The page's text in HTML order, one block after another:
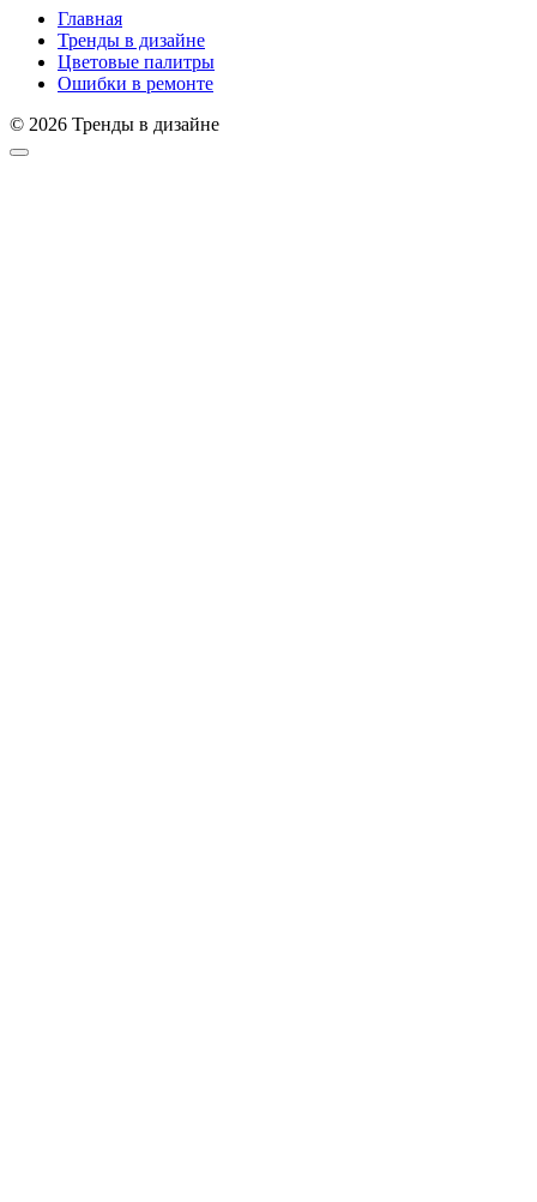
Главная
Тренды в дизайне
Цветовые палитры
Ошибки в ремонте
© 2026 Тренды в дизайне